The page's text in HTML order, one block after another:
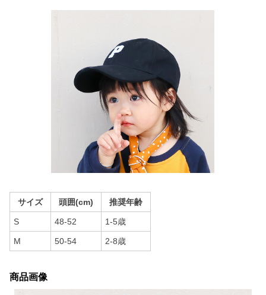
サイズ 頭囲(cm) 推奨年齢
S 48-52 1-5歳
M 50-54 2-8歳
商品画像